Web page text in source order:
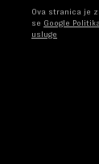
Ova stranica je
se Google
usluge